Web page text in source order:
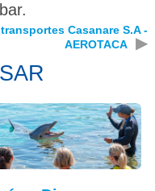
Casanare S.A -
AEROTACA
▶